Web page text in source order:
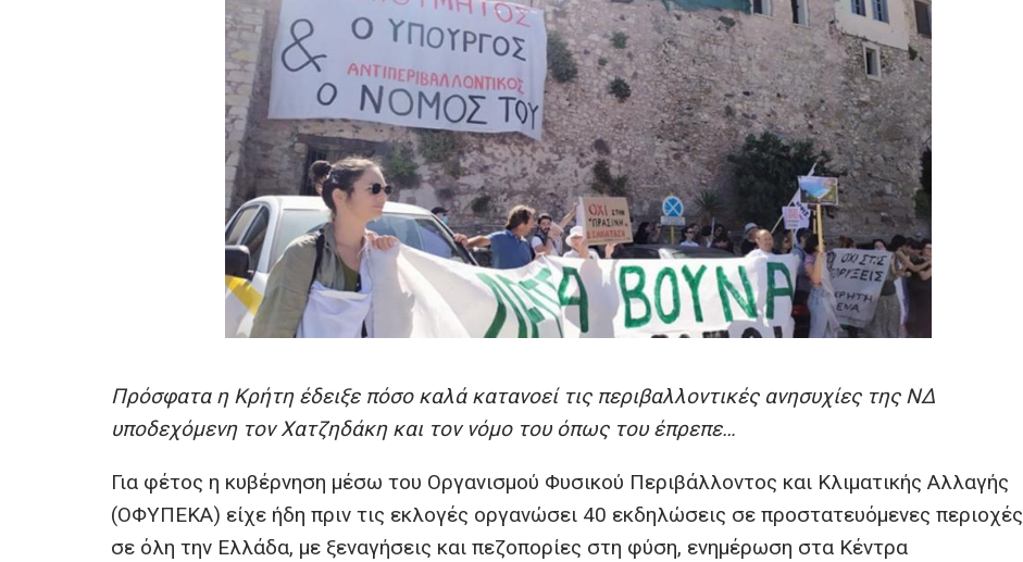
Πρόσφατα η Κρήτη έδειξε πόσο καλά κατανοεί τις περιβαλλοντικές ανησυχίες της ΝΔ
υποδεχόμενη τον Χατζηδάκη και τον νόμο του όπως του έπρεπε…
Για φέτος η κυβέρνηση μέσω του Οργανισμού Φυσικού Περιβάλλοντος και Κλιματικής Αλλαγής
(ΟΦΥΠΕΚΑ) είχε ήδη πριν τις εκλογές οργανώσει 40 εκδηλώσεις σε προστατευόμενες περιοχές
σε όλη την Ελλάδα, με ξεναγήσεις και πεζοπορίες στη φύση, ενημέρωση στα Κέντρα